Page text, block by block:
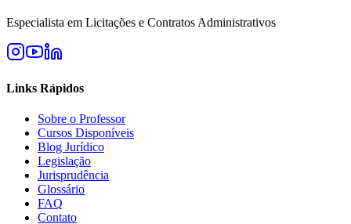
Especialista em Licitações e Contratos Administrativos
Links Rápidos
Sobre o Professor
Cursos Disponíveis
Blog Jurídico
Legislação
Jurisprudência
Glossário
FAQ
Contato